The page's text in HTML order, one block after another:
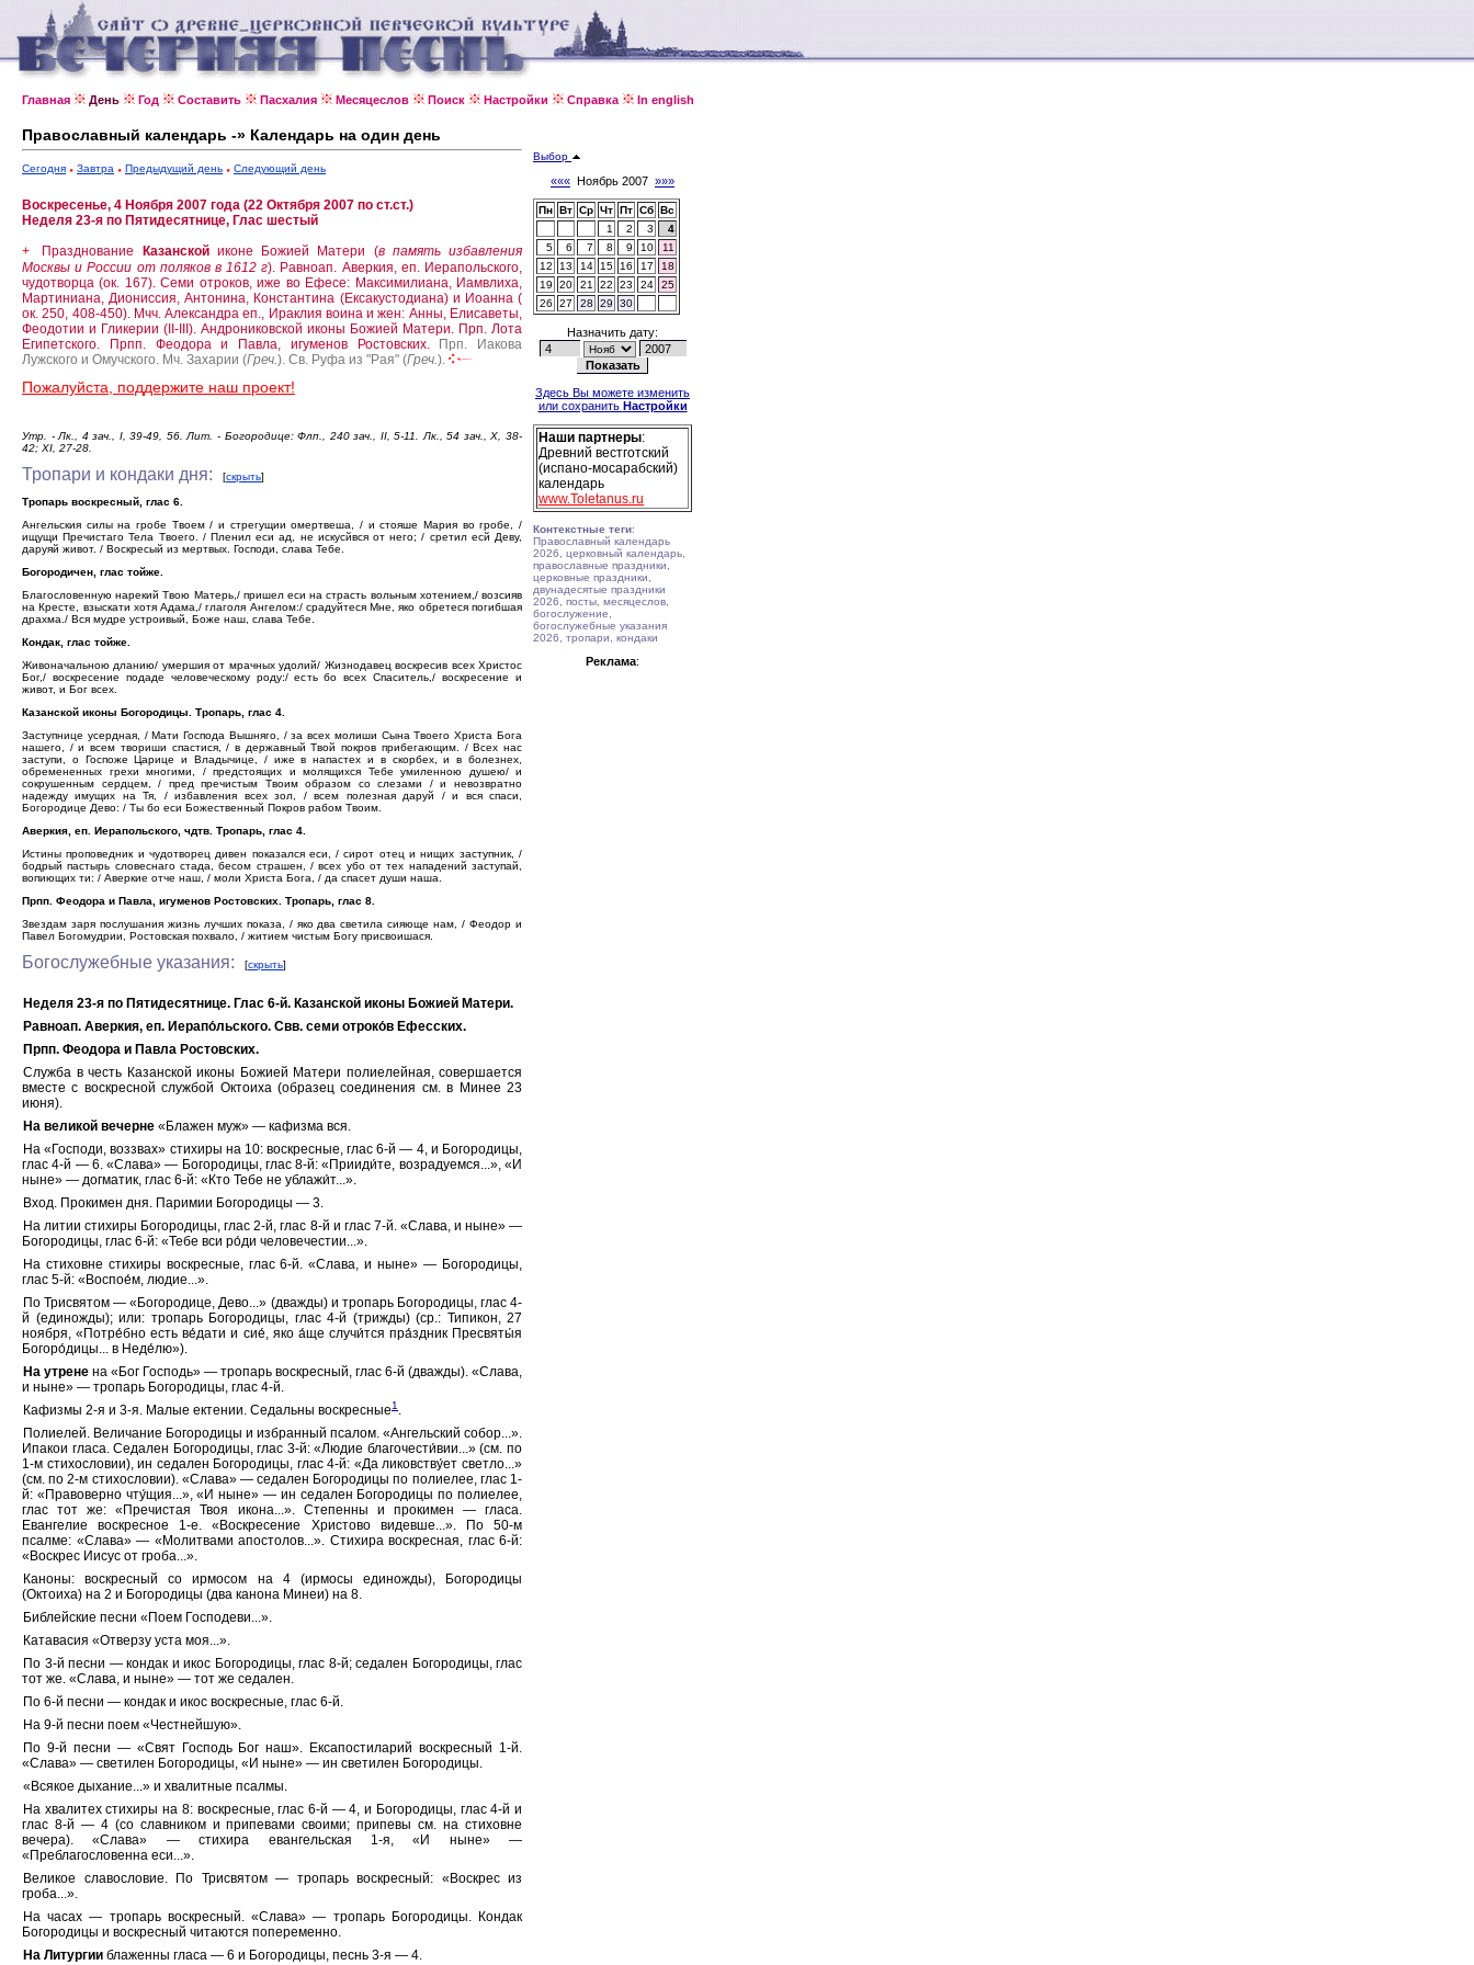
Главная День Год Составить Пасхалия Месяцеслов Поиск Настройки Справка In english
Православный календарь -» Календарь на один день
Сегодня Завтра Предыдущий день Следующий день
Воскресенье, 4 Ноября 2007 года (22 Октября 2007 по ст.ст.)
Неделя 23-я по Пятидесятнице, Глас шестый
+ Празднование Казанской иконе Божией Матери (в память избавления
Москвы и России от поляков в 1612 г). Равноап. Аверкия, еп. Иерапольского,
чудотворца (ок. 167).Семи отроков, иже во Ефесе: Максимилиана, Иамвлиха,
Мартиниана, Диониссия, Антонина, Константина (Ексакустодиана) и Иоанна (
ок. 250, 408-450). Мчч. Александра еп., Ираклия воина и жен: Анны, Елисаветы,
Феодотии и Гликерии (II-III). Андрониковской иконы Божией Матери. Прп. Лота
Египетского.
Прпп. Феодора и Павла, игуменов Ростовских.
Прп. Иакова
Лужского и Омучского. Мч. Захарии (Греч.). Св. Руфа из "Рая" (Греч.).
Пожалуйста, поддержите наш проект!
Утр. - Лк., 4 зач., I, 39-49, 56. Лит. - Богородице: Флп., 240 зач., II, 5-11. Лк., 54 зач., X, 38-
42; XI, 27-28.
Тропари и кондаки дня: [скрыть]
Тропарь воскресный, глас 6.
Ангельския силы на гробе Твоем / и стрегущии омертвеша, / и стояше Мария во гробе, /
ищущи Пречистаго Тела Твоего. / Пленил еси ад, не искусйвся от него; / сретил есй Деву,
даруяй живот. / Воскресый из мертвых. Господи, слава Тебе.
Богородичен, глас тойже.
Благословенную нарекий Твою Матерь,/ пришел еси на страсть вольным хотением,/ возсияв
на Кресте, взыскати хотя Адама,/ глаголя Ангелом:/ срадуйтеся Мне, яко обретеся погибшая
драхма./ Вся мудре устроивый, Боже наш, слава Тебе.
Кондак, глас тойже.
Живоначальною дланию/ умершия от мрачных удолий/ Жизнодавец воскресив всех Христос
Бог,/ воскресение подаде человеческому роду:/ есть бо всех Спаситель,/ воскресение и
живот, и Бог всех.
Казанской иконы Богородицы. Тропарь, глас 4.
Заступнице усердная, / Мати Господа Вышняго, / за всех молиши Сына Твоего Христа Бога
нашего, / и всем твориши спастися, / в державный Твой покров прибегающим. / Всех нас
заступи, о Госпоже Царице и Владычице, / иже в напастех и в скорбех, и в болезнех,
обремененных грехи многими, / предстоящих и молящихся Тебе умиленною душею/ и
сокрушенным сердцем, / пред пречистым Твоим образом со слезами / и невозвратно
надежду имущих на Тя, / избавления всех зол, / всем полезная даруй / и вся спаси,
Богородице Дево: / Ты бо еси Божественный Покров рабом Твоим.
Аверкия, еп. Иерапольского, чдтв. Тропарь, глас 4.
Истины проповедник и чудотворец дивен показался еси, / сирот отец и нищих заступник, /
бодрый пастырь словеснаго стада, бесом страшен, / всех убо от тех нападений заступай,
вопиющих ти: / Аверкие отче наш, / моли Христа Бога, / да спасет души наша.
Прпп. Феодора и Павла, игуменов Ростовских. Тропарь, глас 8.
Звездам заря послушания жизнь лучших показа, / яко два светила сияюще нам, / Феодор и
Павел Богомудрии, Ростовская похвало, / житием чистым Богу присвоишася.
Богослужебные указания: [скрыть]
Неделя 23-я по Пятидесятнице. Глас 6-й. Казанской иконы Божией Матери.
Равноап. Аверкия, еп. Иерапо́льского. Свв. семи отроко́в Ефесских.
Прпп. Феодора и Павла Ростовских.
Служба в честь Казанской иконы Божией Матери полиелейная, совершается
вместе с воскресной службой Октоиха (образец соединения см. в Минее 23
июня).
На великой вечерне «Блажен муж» — кафизма вся.
На «Господи, воззвах» стихиры на 10: воскресные, глас 6-й — 4, и Богородицы,
глас 4-й — 6. «Слава» — Богородицы, глас 8-й: «Прииди́те, возрадуемся...», «И
ныне» — догматик, глас 6-й: «Кто Тебе не ублажи́т...».
Вход. Прокимен дня. Паримии Богородицы — 3.
На литии стихиры Богородицы, глас 2-й, глас 8-й и глас 7-й. «Слава, и ныне» —
Богородицы, глас 6-й: «Тебе вси ро́ди человечестии...».
На стиховне стихиры воскресные, глас 6-й. «Слава, и ныне» — Богородицы,
глас 5-й: «Воспое́м, людие...».
По Трисвятом — «Богородице, Дево...» (дважды) и тропарь Богородицы, глас 4-
й (единожды); или: тропарь Богородицы, глас 4-й (трижды) (ср.: Типикон, 27
ноября, «Потре́бно есть ве́дати и сие́, яко а́ще случи́тся пра́здник Пресвяты́я
Богоро́дицы... в Неде́лю»).
На утрене на «Бог Господь» — тропарь воскресный, глас 6-й (дважды). «Слава,
и ныне» — тропарь Богородицы, глас 4-й.
Кафизмы 2-я и 3-я. Малые ектении. Седальны воскресные1 .
Полиелей. Величание Богородицы и избранный псалом. «Ангельский собор...».
Ипакои гласа. Седален Богородицы, глас 3-й: «Людие благочести́вии...» (см. по
1-м стихословии), ин седален Богородицы, глас 4-й: «Да ликовству́ет светло...»
(см. по 2-м стихословии). «Слава» — седален Богородицы по полиелее, глас 1-
й: «Правоверно чту́щия...», «И ныне» — ин седален Богородицы по полиелее,
глас тот же: «Пречистая Твоя икона...». Степенны и прокимен — гласа.
Евангелие воскресное 1-е. «Воскресение Христово видевше...». По 50-м
псалме: «Слава» — «Молитвами апостолов...». Стихира воскресная, глас 6-й:
«Воскрес Иисус от гроба...».
Каноны: воскресный со ирмосом на 4 (ирмосы единожды), Богородицы
(Октоиха) на 2 и Богородицы (два канона Минеи) на 8.
Библейские песни «Поем Господеви...».
Катавасия «Отверзу уста моя...».
По 3-й песни — кондак и икос Богородицы, глас 8-й; седален Богородицы, глас
тот же. «Слава, и ныне» — тот же седален.
По 6-й песни — кондак и икос воскресные, глас 6-й.
На 9-й песни поем «Честнейшую».
По 9-й песни — «Свят Господь Бог наш». Ексапостиларий воскресный 1-й.
«Слава» — светилен Богородицы, «И ныне» — ин светилен Богородицы.
«Всякое дыхание...» и хвалитные псалмы.
На хвалитех стихиры на 8: воскресные, глас 6-й — 4, и Богородицы, глас 4-й и
глас 8-й — 4 (со славником и припевами своими; припевы см. на стиховне
вечера). «Слава» — стихира евангельская 1-я, «И ныне» —
«Преблагословенна еси...».
Великое славословие. По Трисвятом — тропарь воскресный: «Воскрес из
гроба...».
На часах — тропарь воскресный. «Слава» — тропарь Богородицы. Кондак
Богородицы и воскресный читаются попеременно.
На Литургии блаженны гласа — 6 и Богородицы, песнь 3-я — 4.
Выбор
««« Ноябрь 2007 »»»
Пн Вт Ср Чт Пт Сб Вс
1
2 3
4
5
6 7 8 9 10
11
12
13 14 15 16 17
18
19
20 21 22 23 24
25
26
27 28 29 30
Назначить дату:
Здесь Вы можете изменить
или сохранить Настройки
Наши партнеры:
Древний вестготский
(испано-мосарабский)
календарь
www.Toletanus.ru
Контекстные теги:
Православный календарь
2026, церковный календарь,
православные праздники,
церковные праздники,
двунадесятые праздники
2026, посты, месяцеслов,
богослужение,
богослужебные указания
2026, тропари, кондаки
Реклама: